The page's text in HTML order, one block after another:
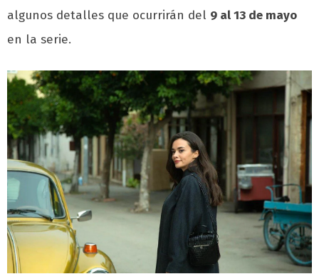
algunos detalles que ocurrirán del 9 al 13 de mayo
en la serie.